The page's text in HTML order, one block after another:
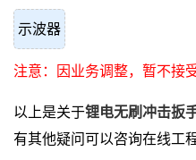
示波器
注意：因业务调整，暂不接
以上是关于锂电无刷冲击扳
有其他疑问可以咨询在线工